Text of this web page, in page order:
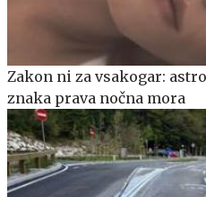
Zakon ni za vsakogar:
znaka prava nočna mora